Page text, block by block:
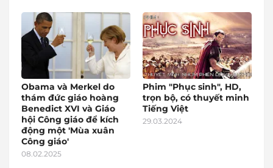
Obama và Merkel do
thám đức giáo hoàng
Benedict XVI và Giáo
hội Công giáo để kích
động một 'Mùa xuân
Công giáo'
08.02.2025
Phim "Phục sinh", HD,
trọn bộ, có thuyết minh
Tiếng Việt
29.03.2024